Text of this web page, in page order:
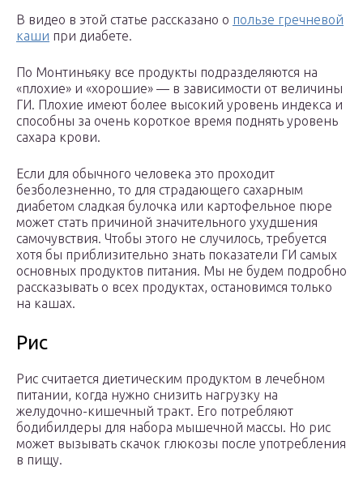
В видео в этой статье рассказано о пользе гречневой
каши при диабете.
По Монтиньяку все продукты подразделяются на
«плохие» и «хорошие» — в зависимости от величины
ГИ. Плохие имеют более высокий уровень индекса и
способны за очень короткое время поднять уровень
сахара крови.
Если для обычного человека это проходит
безболезненно, то для страдающего сахарным
диабетом сладкая булочка или картофельное пюре
может стать причиной значительного ухудшения
самочувствия. Чтобы этого не случилось, требуется
хотя бы приблизительно знать показатели ГИ самых
основных продуктов питания. Мы не будем подробно
рассказывать о всех продуктах, остановимся только
на кашах.
Рис
Рис считается диетическим продуктом в лечебном
питании, когда нужно снизить нагрузку на
желудочно-кишечный тракт. Его потребляют
бодибилдеры для набора мышечной массы. Но рис
может вызывать скачок глюкозы после употребления
в пищу.